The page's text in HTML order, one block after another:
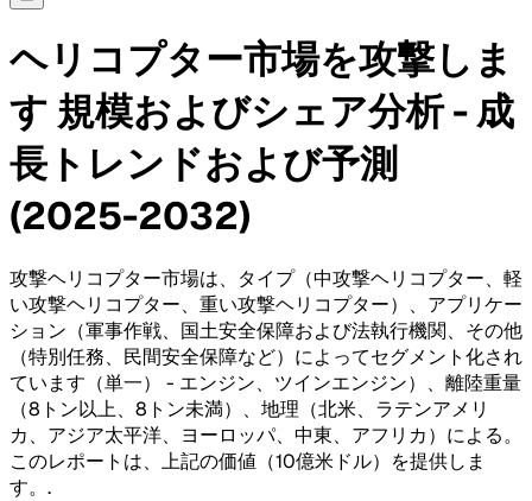
ヘリコプター市場を攻撃しま
す 規模およびシェア分析 - 成
長トレンドおよび予測
(2025-2032)
攻撃ヘリコプター市場は、タイプ（中攻撃ヘリコプター、軽
い攻撃ヘリコプター、重い攻撃ヘリコプター）、アプリケー
ション（軍事作戦、国土安全保障および法執行機関、その他
（特別任務、民間安全保障など）によってセグメント化され
ています（単一） - エンジン、ツインエンジン）、離陸重量
（8トン以上、8トン未満）、地理（北米、ラテンアメリ
カ、アジア太平洋、ヨーロッパ、中東、アフリカ）による。
このレポートは、上記の価値（10億米ドル）を提供しま
す。 .